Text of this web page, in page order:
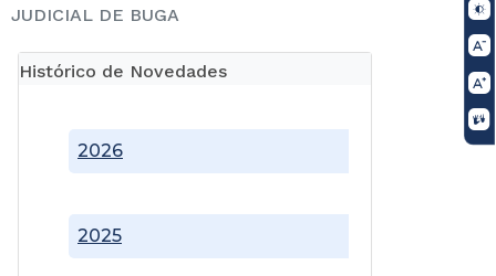
JUDICIAL DE BUGA
Histórico de Novedades
2025
2026